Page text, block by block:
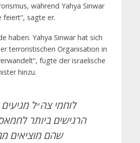
während Yahya Sinwar
feiert“, sagte er.
haben. Yahya Sinwar hat sich
terroristischen Organisation in
fügte der israelische
hinzu.
לוחמי צה״ל
הרגישים ביותר
שהם מוציאים